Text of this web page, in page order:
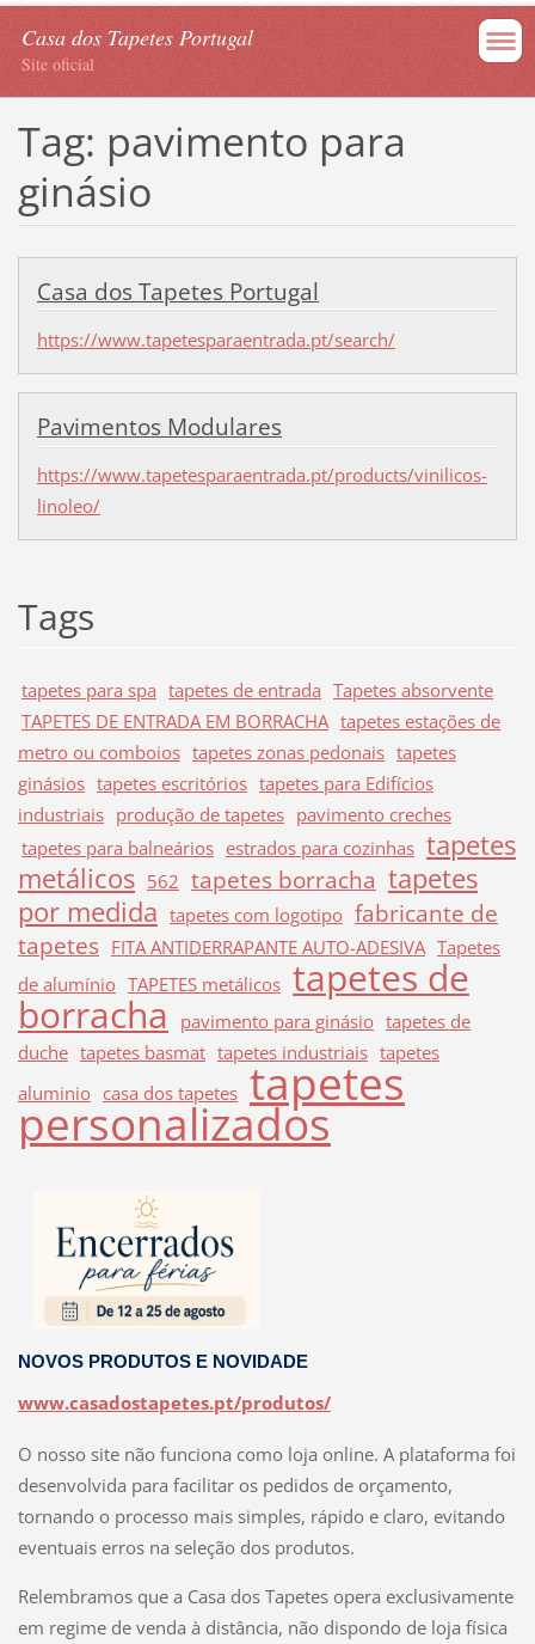
Casa dos Tapetes Portugal
Site oficial
Tag: pavimento para
ginásio
Casa dos Tapetes Portugal
https://www.tapetesparaentrada.pt/search/
Pavimentos Modulares
https://www.tapetesparaentrada.pt/products/vinilicos-
linoleo/
Tags
tapetes para spa tapetes de entrada Tapetes absorvente
TAPETES DE ENTRADA EM BORRACHA tapetes estações de
metro ou comboios tapetes zonas pedonais tapetes
ginásios tapetes escritórios tapetes para Edifícios
industriais produção de tapetes pavimento creches
tapetes para balneários estrados para cozinhas tapetes
metálicos 562 tapetes borracha tapetes
por medida tapetes com logotipo fabricante de
tapetes FITA ANTIDERRAPANTE AUTO-ADESIVA Tapetes
de alumínio TAPETES metálicos tapetes de
borracha pavimento para ginásio tapetes de
duche tapetes basmat tapetes industriais tapetes
aluminio casa dos tapetes tapetes
personalizados
NOVOS PRODUTOS E NOVIDADE
www.casadostapetes.pt/produtos/
O nosso site não funciona como loja online. A plataforma foi
desenvolvida para facilitar os pedidos de orçamento,
tornando o processo mais simples, rápido e claro, evitando
eventuais erros na seleção dos produtos.
Relembramos que a Casa dos Tapetes opera exclusivamente
em regime de venda à distância, não dispondo de loja física